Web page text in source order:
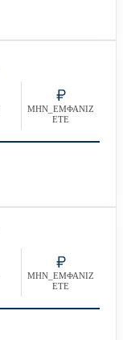
ΜΗΝ_ΕΜΦΑΝΙΖ
ΕΤΕ
ΜΗΝ_ΕΜΦΑΝΙΖ
ΕΤΕ